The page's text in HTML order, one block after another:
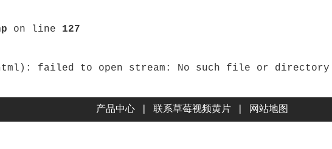
on line 127
产品中心
联系草莓视频黄片 网站地图